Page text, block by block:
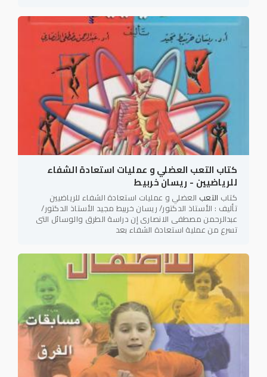
كتاب التعب العضلي و عمليات استعادة الشفاء
للرياضيين - ريسان خربيط
كتاب التعب العضلي و عمليات استعادة الشفاء للرياضيين
تأليف : الأستاذ الدكتور/ ريسان خربيط مجيد الأستاذ الدكتور/
عبدالرحمن مصطفى الانصارى إن دراسة الطرق والوسائل التى
تسرع من عملية استعادة الشفاء بعد